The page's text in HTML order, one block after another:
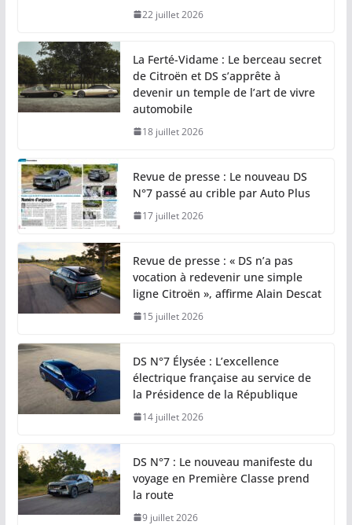
22 juillet 2026
La Ferté-Vidame : Le berceau secret
de Citroën et DS s’apprête à
devenir un temple de l’art de vivre
automobile
18 juillet 2026
Revue de presse : Le nouveau DS
N°7 passé au crible par Auto Plus
17 juillet 2026
Revue de presse : « DS n’a pas
vocation à redevenir une simple
ligne Citroën », affirme Alain Descat
15 juillet 2026
DS N°7 Élysée : L’excellence
électrique française au service de
la Présidence de la République
14 juillet 2026
DS N°7 : Le nouveau manifeste du
voyage en Première Classe prend
la route
9 juillet 2026